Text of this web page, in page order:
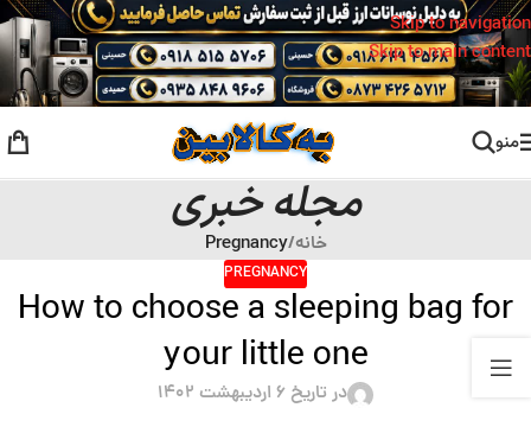
Skip to navigation
Skip to main content
منو
مجله خبری
خانه/
Pregnancy
PREGNANCY
How to choose a sleeping bag for
your little one
در تاریخ ۶ اردیبهشت ۱۴۰۲